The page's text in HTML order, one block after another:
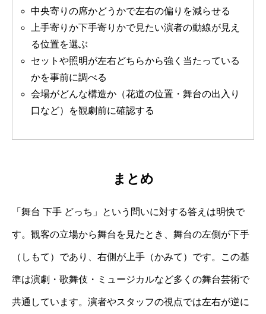
中央寄りの席かどうかで左右の偏りを減らせる
上手寄りか下手寄りかで見たい演者の動線が見え
る位置を選ぶ
セットや照明が左右どちらから強く当たっている
かを事前に調べる
会場がどんな構造か（花道の位置・舞台の出入り
口など）を観劇前に確認する
まとめ
「舞台 下手 どっち」という問いに対する答えは明快で
す。観客の立場から舞台を見たとき、舞台の左側が下手
（しもて）であり、右側が上手（かみて）です。この基
準は演劇・歌舞伎・ミュージカルなど多くの舞台芸術で
共通しています。演者やスタッフの視点では左右が逆に